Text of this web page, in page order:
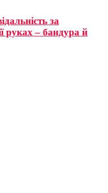
за
руках – бандура й